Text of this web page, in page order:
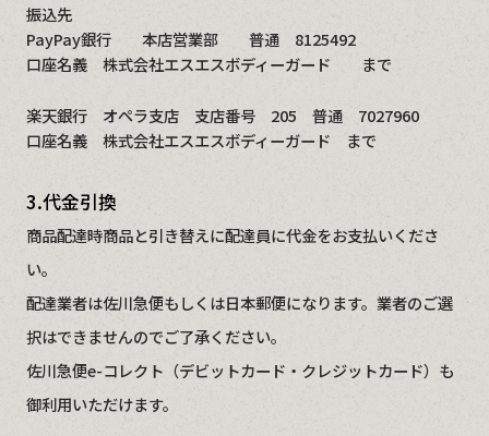
振込先
PayPay銀行 本店営業部 普通 8125492
口座名義 株式会社エスエスボディーガード まで
楽天銀行 オペラ支店 支店番号 205 普通 7027960
口座名義 株式会社エスエスボディーガード まで
3.代金引換
商品配達時商品と引き替えに配達員に代金をお支払いくださ
い。
配達業者は佐川急便もしくは日本郵便になります。業者のご選
択はできませんのでご了承ください。
佐川急便e-コレクト（デビットカード・クレジットカード）も
御利用いただけます。